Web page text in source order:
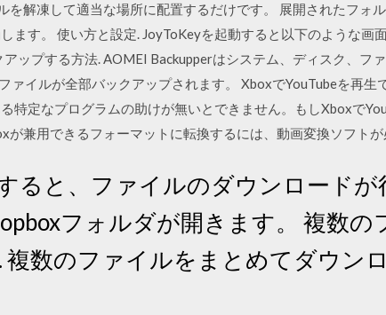
解凍して適当な場所に配置するだけです。 展開されたフォ
ます。 使い方と設定. JoyToKeyを起動すると以下のような画
ップする方法. AOMEI Backupperはシステム、ディスク、フ
イルが全部バックアップされます。 XboxでYouTubeを再生
特定なプログラムの助けが無いとできません。もしXboxで
兼用できるフォーマットに転換するには、動画変換ソフトが
ると、ファイルのダウンロードが
フォルダが開きます。 複数の
数のファイルをまとめてダウン